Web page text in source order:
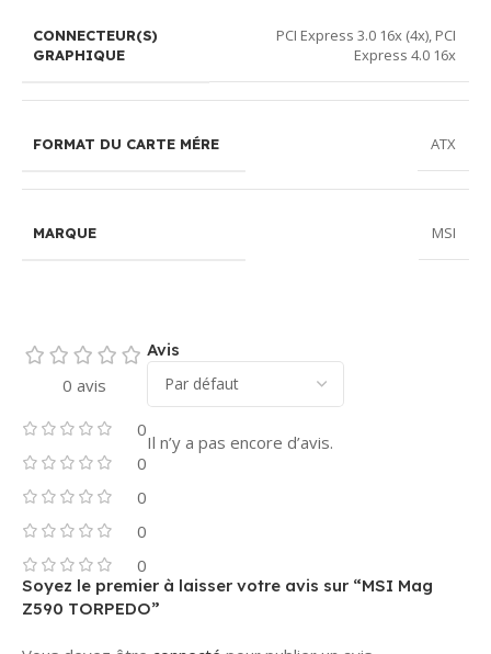
CONNECTEUR(S)
GRAPHIQUE
PCI Express 3.0 16x (4x), PCI
Express 4.0 16x
FORMAT DU CARTE MÉRE ATX
MARQUE MSI
0 avis
0
0
0
0
0
Avis
Il n’y a pas encore d’avis.
Soyez le premier à laisser votre avis sur “MSI Mag
Z590 TORPEDO”